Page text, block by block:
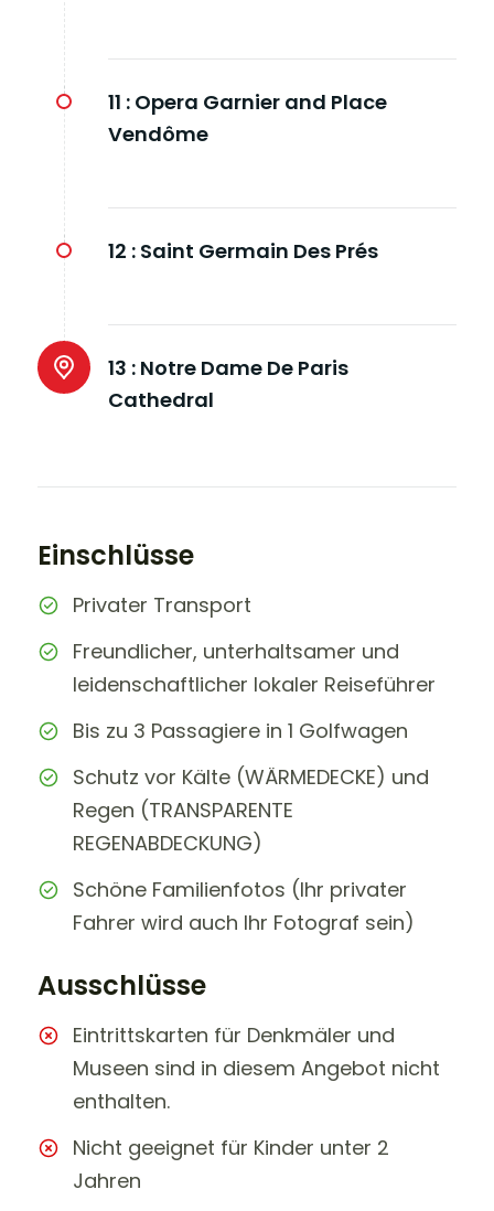
11 : Opera Garnier and Place
Vendôme
12 : Saint Germain Des Prés
13 : Notre Dame De Paris
Cathedral
Einschlüsse
Privater Transport
Freundlicher, unterhaltsamer und
leidenschaftlicher lokaler Reiseführer
Bis zu 3 Passagiere in 1 Golfwagen
Schutz vor Kälte (WÄRMEDECKE) und
Regen (TRANSPARENTE
REGENABDECKUNG)
Schöne Familienfotos (Ihr privater
Fahrer wird auch Ihr Fotograf sein)
Ausschlüsse
Eintrittskarten für Denkmäler und
Museen sind in diesem Angebot nicht
enthalten.
Nicht geeignet für Kinder unter 2
Jahren